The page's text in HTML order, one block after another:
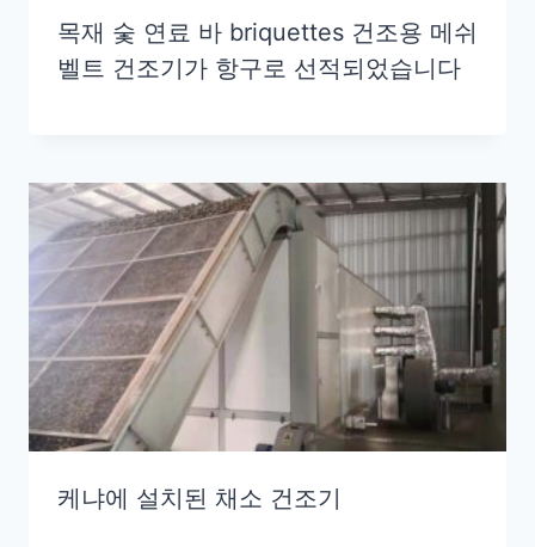
목재 숯 연료 바 briquettes 건조용 메쉬
벨트 건조기가 항구로 선적되었습니다
케냐에 설치된 채소 건조기